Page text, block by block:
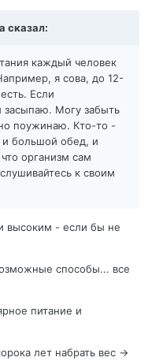
сказал:
каждый человек
я сова, до 12-
Если
Могу забыть
поужинаю. Кто-то -
большой обед, и
организм сам
к своим
высоким - если бы не
способы... все
питание и
лет набрать вес ->